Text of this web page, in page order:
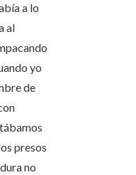
a lo
al
yo
de
presos
no